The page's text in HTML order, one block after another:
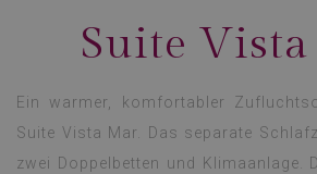
Suite
Ein warmer, komfortabler
Suite Vista Mar. Das separate
zwei Doppelbetten und Klimaanlage.